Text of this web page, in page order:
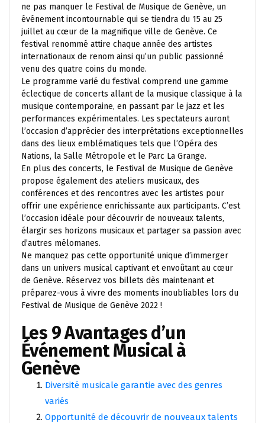
ne pas manquer le Festival de Musique de Genève, un
événement incontournable qui se tiendra du 15 au 25
juillet au cœur de la magnifique ville de Genève. Ce
festival renommé attire chaque année des artistes
internationaux de renom ainsi qu’un public passionné
venu des quatre coins du monde.
Le programme varié du festival comprend une gamme
éclectique de concerts allant de la musique classique à la
musique contemporaine, en passant par le jazz et les
performances expérimentales. Les spectateurs auront
l’occasion d’apprécier des interprétations exceptionnelles
dans des lieux emblématiques tels que l’Opéra des
Nations, la Salle Métropole et le Parc La Grange.
En plus des concerts, le Festival de Musique de Genève
propose également des ateliers musicaux, des
conférences et des rencontres avec les artistes pour
offrir une expérience enrichissante aux participants. C’est
l’occasion idéale pour découvrir de nouveaux talents,
élargir ses horizons musicaux et partager sa passion avec
d’autres mélomanes.
Ne manquez pas cette opportunité unique d’immerger
dans un univers musical captivant et envoûtant au cœur
de Genève. Réservez vos billets dès maintenant et
préparez-vous à vivre des moments inoubliables lors du
Festival de Musique de Genève 2022 !
Les 9 Avantages d’un
Événement Musical à
Genève
Diversité musicale garantie avec des genres
variés
Opportunité de découvrir de nouveaux talents